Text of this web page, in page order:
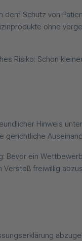
Schutz von
ohne
Risiko: Schon
Hinweis
ein
freiwillig